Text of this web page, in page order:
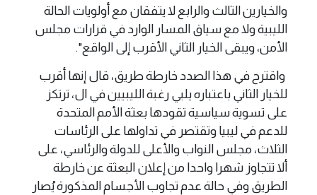
والخيارين الثالث والرابع لا يتفقان مع أولويات الحالة
الليبية ولا مع سياق المسار الوارد في قرارات مجلس
الأمن، ويبقى الخيار الثاني الأقرب إلى الواقع".
واقترح في هذا الصدد خارطة طريق، قال إنها أقرب
للخيار الثاني باعتباره يلبي رغبة الليبيين في ال، ترتكز
على تسوية سياسية تقودها بعثة الأمم المتحدة
للدعم في ليبيا وتقتصر في تداولها على الرئاسات
الثلاث، مجلس النواب والأعلى للدولة والرئاسي، على
ألا تتجاوز شهرا واحدا من إعلان البعثة عن خارطة
الطريق وفي حالة عدم تجاوب الأجسام المذكورة يُصار